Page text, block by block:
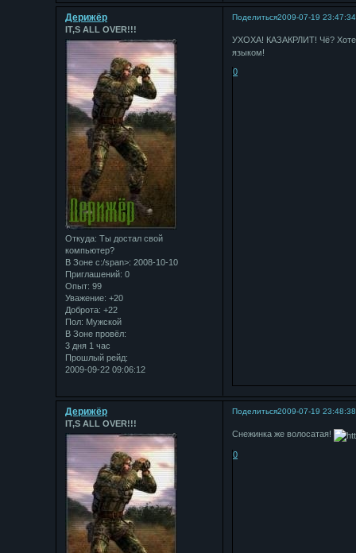
Поделиться2009-07-19 23:47:34
Дерижёр
IT,S ALL OVER!!!
Откуда: Ты достал свой
компьютер?
В Зоне с:/span>: 2008-10-10
Приглашений: 0
Опыт: 99
Уважение: +20
Доброта: +22
Пол: Мужской
В Зоне провёл:
3 дня 1 час
Прошлый рейд:
2009-09-22 09:06:12
УХОХА! КАЗАКРЛИТ! Чё?
языком!
0
Поделиться2009-07-19 23:48:38
Дерижёр
IT,S ALL OVER!!!
Снежинка же волосатая!
0